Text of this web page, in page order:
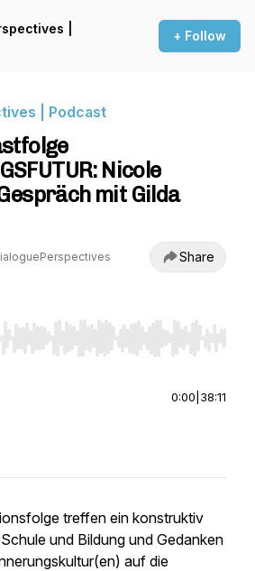
|
+ Follow
| Podcast
Nicole
mit Gilda
Share
Right to seek, Home/End to jump to
0:00 38:11
treffen ein konstruktiv
und Bildung und Gedanken
auf die